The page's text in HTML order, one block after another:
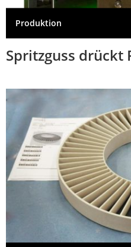
Produktion
Spritzguss drückt